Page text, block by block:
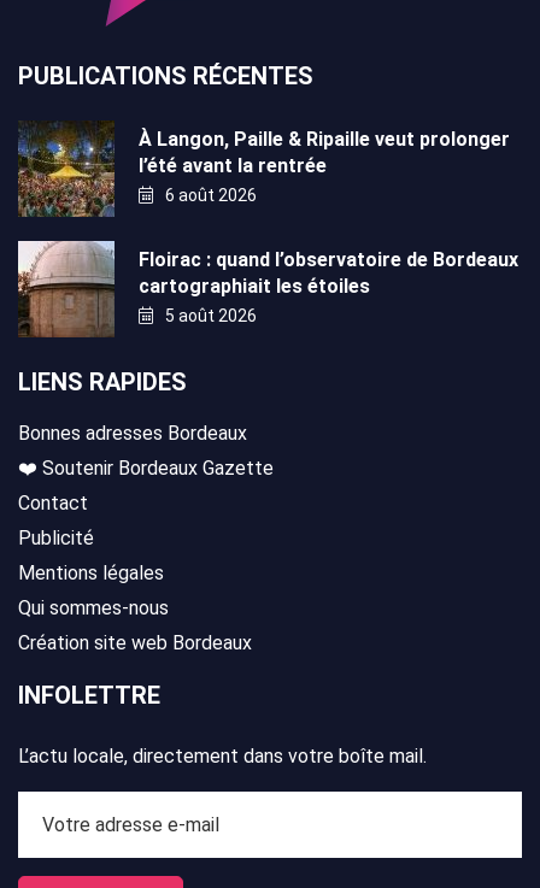
PUBLICATIONS RÉCENTES
À Langon, Paille & Ripaille veut prolonger
l’été avant la rentrée
6 août 2026
Floirac : quand l’observatoire de Bordeaux
cartographiait les étoiles
5 août 2026
LIENS RAPIDES
Bonnes adresses Bordeaux
❤️ Soutenir Bordeaux Gazette
Contact
Publicité
Mentions légales
Qui sommes-nous
Création site web Bordeaux
INFOLETTRE
L’actu locale, directement dans votre boîte mail.